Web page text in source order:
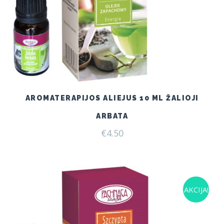
AROMATERAPIJOS ALIEJUS 10 ML ŽALIOJI
ARBATA
€4.50
AKCIJA!